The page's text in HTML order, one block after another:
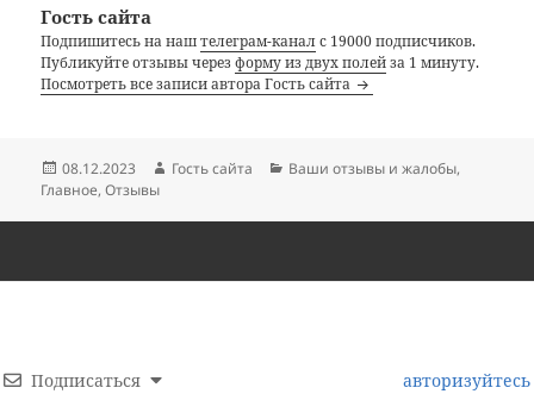
Гость сайта
Подпишитесь на наштелеграм-каналс 19000 подписчиков.
Публикуйте отзывы черезформу из двух полейза 1 минуту.
Посмотреть все записи автора Гость сайта
Опубликовано
08.12.2023 Автор
Гость сайта Рубрики
Ваши отзывы и жалобы,
Главное,Отзывы
Подписаться авторизуйтесь